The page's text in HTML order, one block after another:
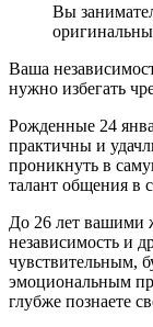
Вы
Ваша
нужно избегать
Рожденные 24
практичны и
проникнуть в
талант общения в
До 26 лет вашими
независимость и
чувствительным,
эмоциональным
глубже познаете